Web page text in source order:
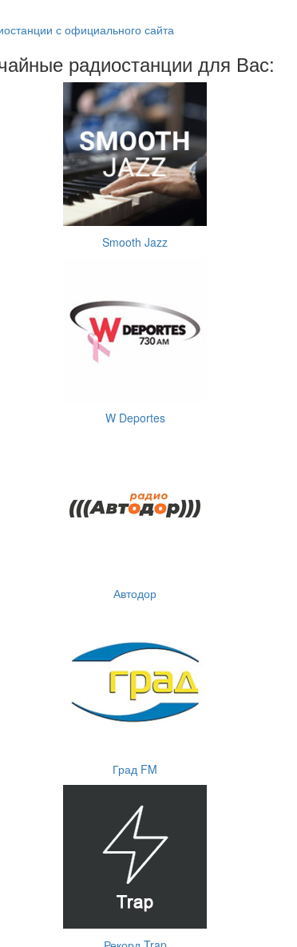
с официального сайта
радиостанции для Вас:
Smooth Jazz
W Deportes
Автодор
Град FM